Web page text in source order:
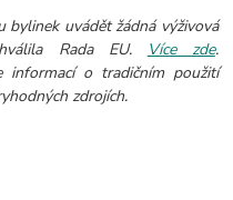
bylinek uvádět žádná výživová
Rada EU.
Více zde.
informací o tradičním použití
zdrojích.